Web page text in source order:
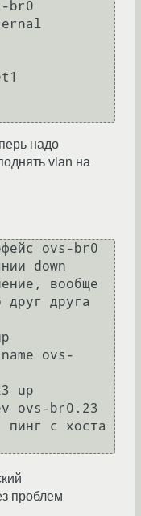
надо
vlan на
ovs-br0
down
вообще
друг друга
ovs-
up
ovs-br0.23
пинг с хоста
проблем